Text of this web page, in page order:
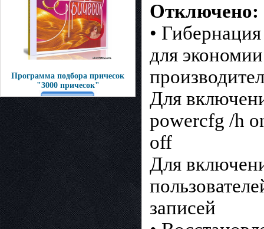
Программа подбора причесок
"3000 причесок"
Отключено:
•
для
Для
powercfg /h
off
Для
записей